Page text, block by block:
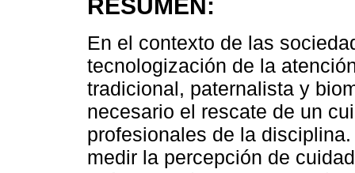
RESUMEN:
En el contexto de las
tecnologización de la
tradicional, paternalista y
necesario el rescate de un
profesionales de la
medir la percepción de